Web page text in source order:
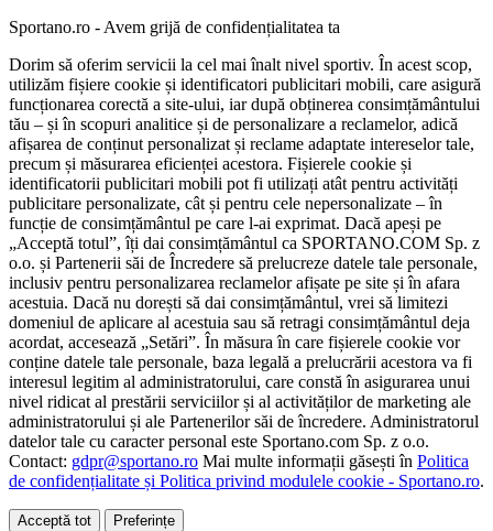
Sportano.ro - Avem grijă de confidențialitatea ta
Dorim să oferim servicii la cel mai înalt nivel sportiv. În acest scop,
utilizăm fișiere cookie și identificatori publicitari mobili, care asigură
funcționarea corectă a site-ului, iar după obținerea consimțământului
tău – și în scopuri analitice și de personalizare a reclamelor, adică
afișarea de conținut personalizat și reclame adaptate intereselor tale,
precum și măsurarea eficienței acestora. Fișierele cookie și
identificatorii publicitari mobili pot fi utilizați atât pentru activități
publicitare personalizate, cât și pentru cele nepersonalizate – în
funcție de consimțământul pe care l-ai exprimat. Dacă apeși pe
„Acceptă totul”, îți dai consimțământul ca SPORTANO.COM Sp. z
o.o. și Partenerii săi de Încredere să prelucreze datele tale personale,
inclusiv pentru personalizarea reclamelor afișate pe site și în afara
acestuia. Dacă nu dorești să dai consimțământul, vrei să limitezi
domeniul de aplicare al acestuia sau să retragi consimțământul deja
acordat, accesează „Setări”. În măsura în care fișierele cookie vor
conține datele tale personale, baza legală a prelucrării acestora va fi
interesul legitim al administratorului, care constă în asigurarea unui
nivel ridicat al prestării serviciilor și al activităților de marketing ale
administratorului și ale Partenerilor săi de încredere. Administratorul
datelor tale cu caracter personal este Sportano.com Sp. z o.o.
Contact: gdpr@sportano.ro Mai multe informații găsești în Politica
de confidențialitate și Politica privind modulele cookie - Sportano.ro.
Acceptă tot Preferințe